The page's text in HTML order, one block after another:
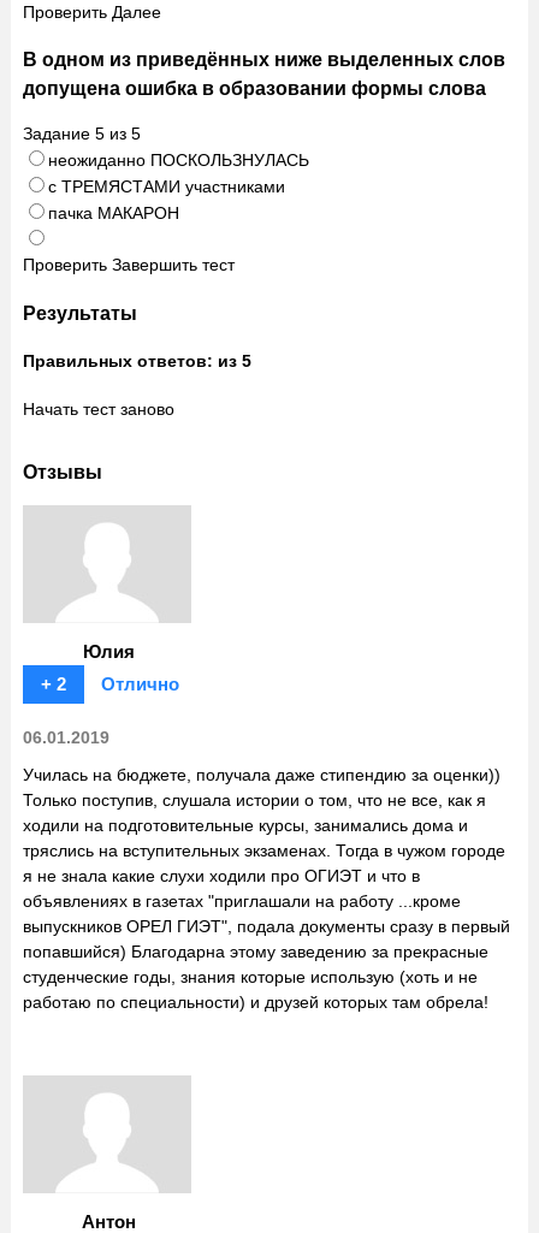
Проверить Далее
В одном из приведённых ниже выделенных слов
допущена ошибка в образовании формы слова
Задание 5из 5
неожиданно ПОСКОЛЬЗНУЛАСЬ
с ТРЕМЯСТАМИ участниками
пачка МАКАРОН
Проверить Завершить тест
Результаты
Правильных ответов: из 5
Начать тест заново
Отзывы
Юлия
+ 2
Отлично
06.01.2019
Училась на бюджете, получала даже стипендию за оценки))
Только поступив, слушала истории о том, что не все, как я
ходили на подготовительные курсы, занимались дома и
тряслись на вступительных экзаменах. Тогда в чужом городе
я не знала какие слухи ходили про ОГИЭТ и что в
объявлениях в газетах "приглашали на работу ...кроме
выпускников ОРЕЛ ГИЭТ", подала документы сразу в первый
попавшийся) Благодарна этому заведению за прекрасные
студенческие годы, знания которые использую (хоть и не
работаю по специальности) и друзей которых там обрела!
Антон